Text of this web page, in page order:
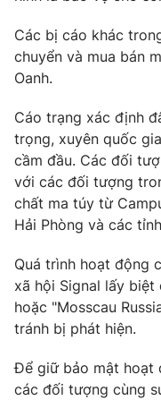
Photo
Video
VTV Money
VTV Sức khoẻ
Thị trường 24h
VTV4
VTV9
Liên hệ tòa soạn
Các bị cáo khác
chuyển và mua bán
Oanh.
Cáo trạng xác định
trọng, xuyên quốc
cầm đầu. Các đối
với các đối tượng
chất ma túy từ
Hải Phòng và các
Quá trình hoạt động
xã hội Signal lấy biệt
hoặc "Mosscau
tránh bị phát hiện.
Để giữ bảo mật hoạt
các đối tượng cùng